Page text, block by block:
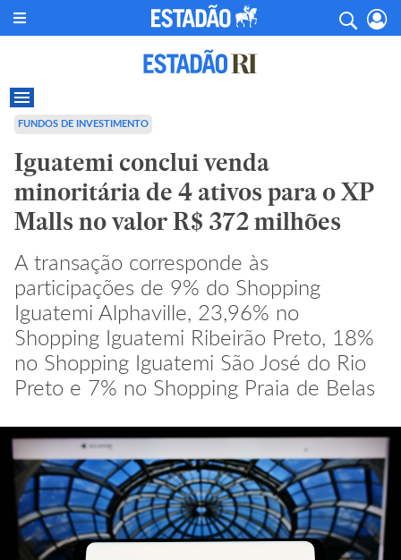
FUNDOS DE INVESTIMENTO
Iguatemi conclui venda
minoritária de 4 ativos para o XP
Malls no valor R$ 372 milhões
A transação corresponde às
participações de 9% do Shopping
Iguatemi Alphaville, 23,96% no
Shopping Iguatemi Ribeirão Preto, 18%
no Shopping Iguatemi São José do Rio
Preto e 7% no Shopping Praia de Belas